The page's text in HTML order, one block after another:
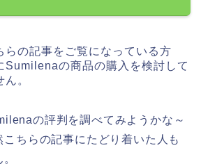
らの記事をご覧になっている方
Sumilenaの商品の購入を検討して
。
の評判を調べてみようかな～
こちらの記事にたどり着いた人も